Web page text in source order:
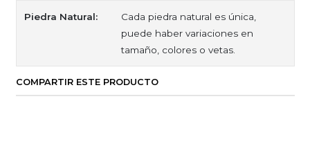
Piedra Natural:
Cada piedra natural es única,
puede haber variaciones en
tamaño, colores o vetas.
COMPARTIR ESTE PRODUCTO